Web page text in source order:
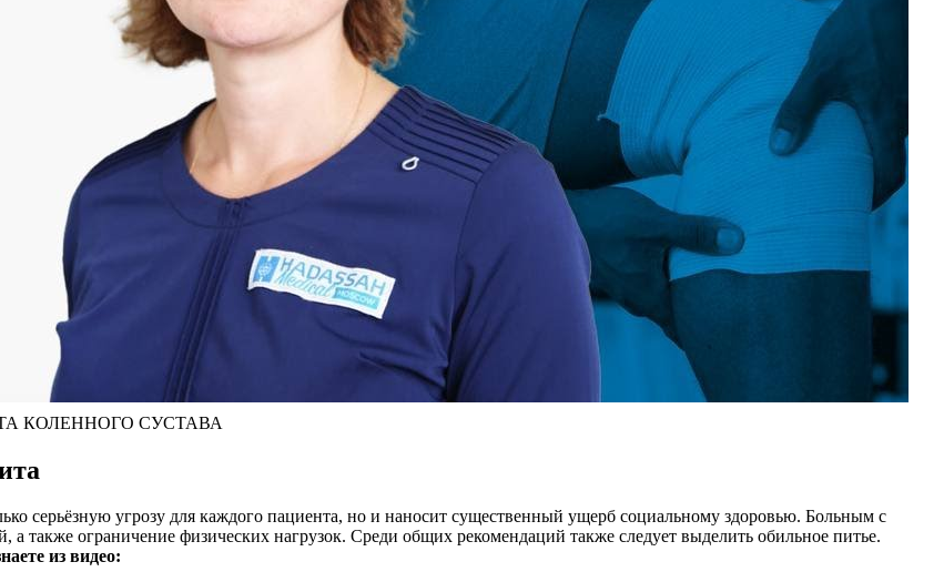
КОЛЕННОГО СУСТАВА
серьёзную угрозу для каждого пациента, но и наносит существенный ущерб социальному здоровью. Больным с
также ограничение физических нагрузок. Среди общих рекомендаций также следует выделить обильное питье.
из видео: